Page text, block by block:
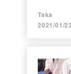
Taka
2021/01/22